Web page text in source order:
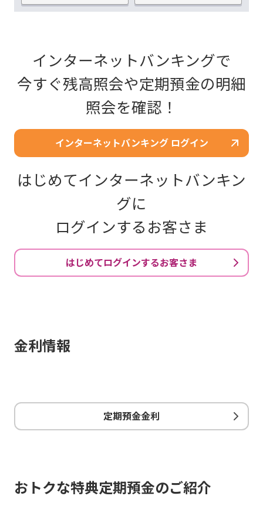
インターネットバンキングで
今すぐ残高照会や定期預金の明細
照会を確認！
インターネットバンキング ログイン
はじめてインターネットバンキン
グに
ログインするお客さま
はじめてログインするお客さま
金利情報
定期預金金利
おトクな特典定期預金のご紹介